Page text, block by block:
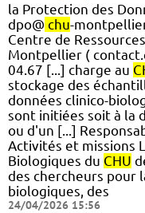
la Protection des
dpo@ chu-
Centre de
Montpellier (
04.67 [...] charge au
stockage des
données clinico-
sont initiées soit à la
ou d'un [...]
Activités et missions
Biologiques du CHU
des chercheurs pour
biologiques, des
24/04/2026 15:56